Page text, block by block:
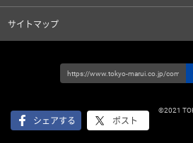
サイトマップ
©2021
シェアする ポスト